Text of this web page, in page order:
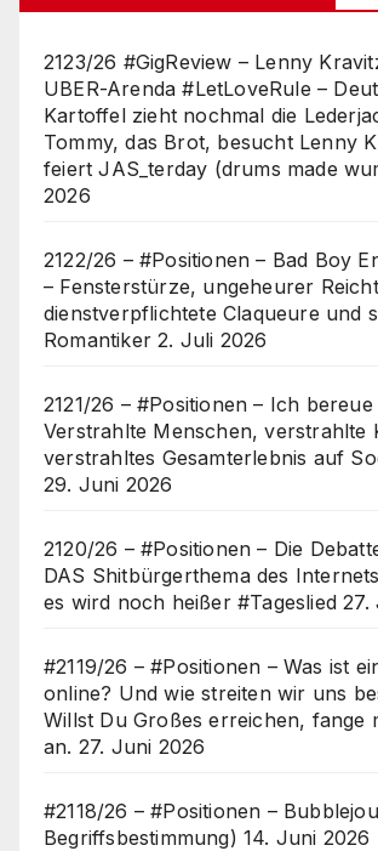
2123/26 #GigReview – Lenny
UBER-Arenda #LetLoveRule –
Kartoffel zieht nochmal die
Tommy, das Brot, besucht Lenny
feiert JAS_terday (drums made
2026
2122/26 – #Positionen – Bad Boy
– Fensterstürze, ungeheurer
dienstverpflichtete Claqueure und
Romantiker 2. Juli 2026
2121/26 – #Positionen – Ich
Verstrahlte Menschen, verstrahlte
verstrahltes Gesamterlebnis auf
29. Juni 2026
2120/26 – #Positionen – Die
DAS Shitbürgerthema des
es wird noch heißer #Tageslied 27.
#2119/26 – #Positionen – Was ist
online? Und wie streiten wir uns
Willst Du Großes erreichen, fange
an. 27. Juni 2026
#2118/26 – #Positionen –
Begriffsbestimmung) 14. Juni 2026